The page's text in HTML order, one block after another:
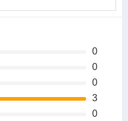
0
0
0
3
0